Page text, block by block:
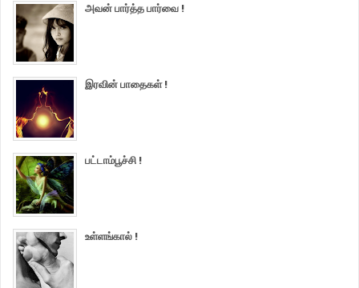
அவன் பார்த்த பார்வை !
இரவின் பாதைகள் !
பட்டாம்பூச்சி !
உள்ளங்கால் !